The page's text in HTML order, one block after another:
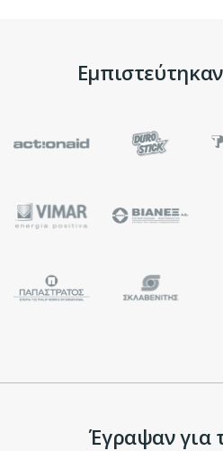
Έγραψαν για